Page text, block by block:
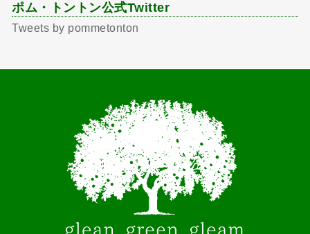
ポム・トントン公式Twitter
Tweets by pommetonton